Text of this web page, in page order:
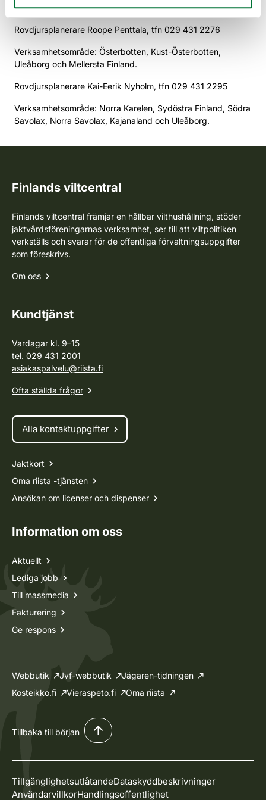
Tavastland, Norra Tavastland och Nyland.
Rovdjursplanerare Roope Penttala, tfn 029 431 2276
Verksamhetsområde: Österbotten, Kust-Österbotten,
Uleåborg och Mellersta Finland.
Rovdjursplanerare Kai-Eerik Nyholm, tfn 029 431 2295
Verksamhetsområde: Norra Karelen, Sydöstra Finland, Södra
Savolax, Norra Savolax, Kajanaland och Uleåborg.
Finlands viltcentral
Finlands viltcentral främjar en hållbar vilthushållning, stöder
jaktvårdsföreningarnas verksamhet, ser till att viltpolitiken
verkställs och svarar för de offentliga förvaltningsuppgifter
som föreskrivs.
Om oss
Kundtjänst
Vardagar kl. 9–15
tel. 029 431 2001
asiakaspalvelu@riista.fi
Ofta ställda frågor
Alla kontaktuppgifter
Jaktkort
Oma riista -tjänsten
Ansökan om licenser och dispenser
Information om oss
Aktuellt
Lediga jobb
Till massmedia
Fakturering
Ge respons
Webbutik Jvf-webbutik
Jägaren-tidningen
Kosteikko.fi
Vieraspeto.fi Oma riista
Tillbaka till början
TillgänglighetsutlåtandeDataskyddbeskrivninger
AnvändarvillkorHandlingsoffentlighet